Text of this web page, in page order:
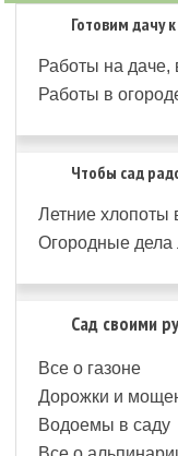
Готовим дачу
Работы на даче,
Работы в
Чтобы сад
Летние хлопоты
Огородные дела
Сад своими
Все о газоне
Дорожки и
Водоемы в саду